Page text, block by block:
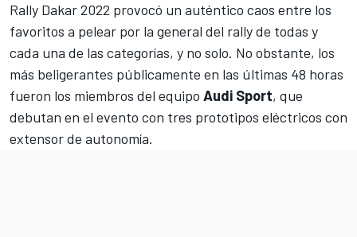
Rally Dakar 2022 provocó un auténtico caos entre los
favoritos a pelear por la general del rally de todas y
cada una de las categorías, y no solo. No obstante, los
más beligerantes públicamente en las últimas 48 horas
fueron los miembros del equipo Audi Sport, que
debutan en el evento con tres prototipos eléctricos con
extensor de autonomía.